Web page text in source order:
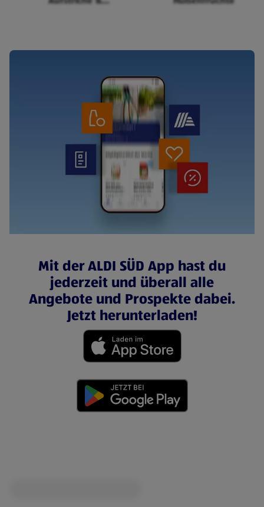
Mit der ALDI SÜD App hast du
jederzeit und überall alle
Angebote und Prospekte dabei.
Jetzt herunterladen!